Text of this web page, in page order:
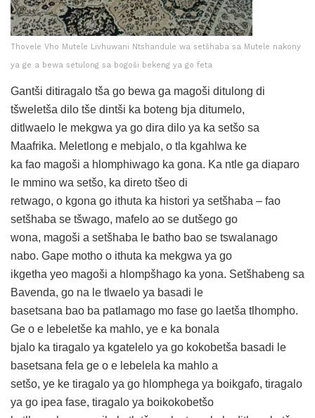
Thovele Vho Mutele Livhuwani Ntshandule wa setšhaba sa Mutele nakony
ya ge a bewa setulong sa bogoši bekeng ya go feta
Gantši ditiragalo tša go bewa ga magoši ditulong di
tšweletša dilo tše dintši ka boteng bja ditumelo,
ditlwaelo le mekgwa ya go dira dilo ya ka setšo sa
Maafrika. Meletlong e mebjalo, o tla kgahlwa ke
ka fao magoši a hlomphiwago ka gona. Ka ntle ga diaparo
le mmino wa setšo, ka direto tšeo di
retwago, o kgona go ithuta ka histori ya setšhaba – fao
setšhaba se tšwago, mafelo ao se dutšego go
wona, magoši a setšhaba le batho bao se tswalanago
nabo. Gape motho o ithuta ka mekgwa ya go
ikgetha yeo magoši a hlompšhago ka yona. Setšhabeng sa
Bavenda, go na le tlwaelo ya basadi le
basetsana bao ba patlamago mo fase go laetša tlhompho.
Ge o e lebeletše ka mahlo, ye e ka bonala
bjalo ka tiragalo ya kgatelelo ya go kokobetša basadi le
basetsana fela ge o e lebelela ka mahlo a
setšo, ye ke tiragalo ya go hlomphega ya boikgafo, tiragalo
ya go ipea fase, tiragalo ya boikokobetšo